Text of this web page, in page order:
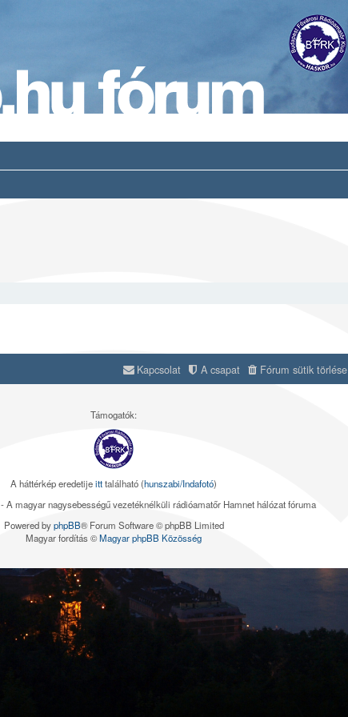
Fórum sütik törlése
A csapat
Kapcsolat
Támogatók:
A háttérkép eredetijeitttalálható (hunszabi/Indafotó)
- A magyar nagysebességű vezetéknélküli rádióamatőr Hamnet hálózat fóruma
Powered byphpBB® Forum Software © phpBB Limited
Magyar fordítás ©Magyar phpBB Közösség